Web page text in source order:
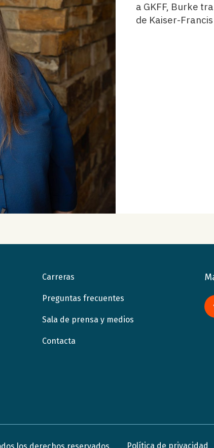
a GKFF, Burke
de Kaiser-
Carreras
Preguntas frecuentes
Sala de prensa y medios
Contacta
los derechos reservados. Política de privacidad